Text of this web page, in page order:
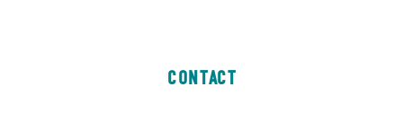
CONTACT